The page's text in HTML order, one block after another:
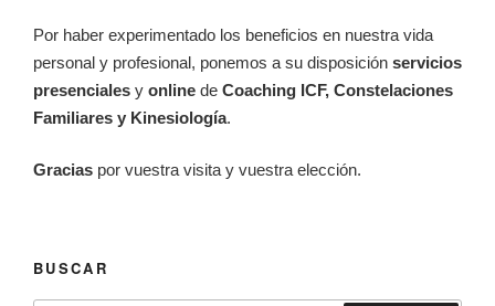
Por haber experimentado los beneficios en nuestra vida
personal y profesional, ponemos a su disposición servicios
presenciales y online de Coaching ICF, Constelaciones
Familiares y Kinesiología.
Gracias por vuestra visita y vuestra elección.
BUSCAR